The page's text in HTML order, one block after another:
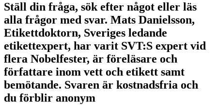
Ställ din fråga, sök efter något eller läs
alla frågor med svar. Mats Danielsson,
Etikettdoktorn, Sveriges ledande
etikettexpert, har varit SVT:S expert vid
flera Nobelfester, är föreläsare och
författare inom vett och etikett samt
bemötande. Svaren är kostnadsfria och
du förblir anonym